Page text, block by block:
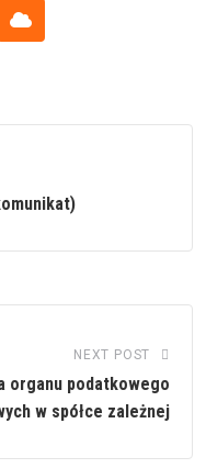
Cloud
NEXT POST
organu podatkowego
w spółce zależnej